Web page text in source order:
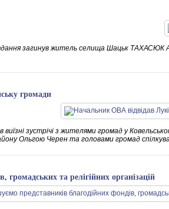
загинув житель селища Шацьк
громади
зустрічі з жителями громад у
Ольгою Черен та головами громад
та релігійних організацій